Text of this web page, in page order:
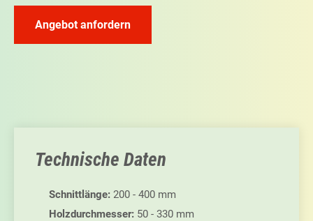
Technische Daten
Schnittlänge: 200 - 400 mm
Holzdurchmesser: 50 - 330 mm
Angebot anfordern